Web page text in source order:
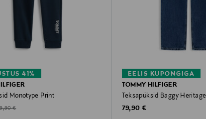
41%
Monotype Print
PricePrice
€
EELIS KUPONGIGA
TOMMY HILFIGER
Teksapüksid Baggy Heritage
Original Price
79,90 €